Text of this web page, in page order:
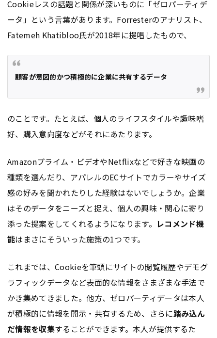
Cookieレスの話題と関係が深いものに「ゼロパーティデ
ータ」という言葉があります。Forresterのアナリスト、
Fatemeh Khatibloo氏が2018年に提唱したもので、
顧客が意図的かつ積極的に企業に共有するデータ
のことです。たとえば、個人のライフスタイルや趣味嗜
好、購入意向度などがそれにあたります。
Amazonプライム・ビデオやNetflixなどで好きな映画の
種類を選んだり、アパレルのECサイトでカラーやサイズ
感の好みを聞かれたりした経験はないでしょうか。企業
はそのデータをニーズと捉え、個人の興味・関心に寄り
添った提案をしてくれるようになります。 レコメンド機
能はまさにそういった施策の1つです。
これまでは、Cookieを筆頭にサイトの閲覧履歴やデモグ
ラフィックデータなど表面的な情報をさまざまな手法で
かき集めてきました。他方、ゼロパーティデータは本人
が積極的に情報を開示・共有するため、さらに踏み込ん
だ情報を収集することができます。本人が提供するた